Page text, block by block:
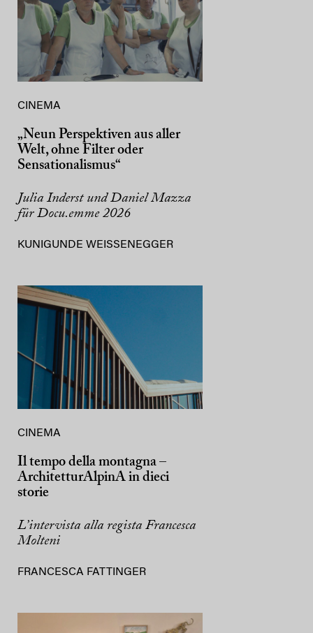
CINEMA
„Neun Perspektiven aus aller
Welt, ohne Filter oder
Sensationalismus“
Julia Inderst und Daniel Mazza
für Docu.emme 2026
KUNIGUNDE WEISSENEGGER
CINEMA
Il tempo della montagna –
ArchitetturAlpinA in dieci
storie
L’intervista alla regista Francesca
Molteni
FRANCESCA FATTINGER